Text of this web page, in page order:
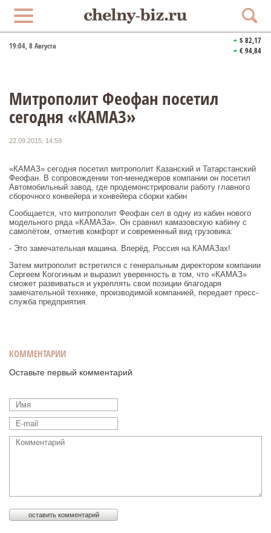
19:04, 8 Августа
$ 82,17
€ 94,84
Митрополит Феофан посетил
сегодня «КАМАЗ»
22.09.2015, 14:59
«КАМАЗ» сегодня посетил митрополит Казанский и Татарстанский
Феофан. В сопровождении топ-менеджеров компании он посетил
Автомобильный завод, где продемонстрировали работу главного
сборочного конвейера и конвейера сборки кабин
Сообщается, что митрополит Феофан сел в одну из кабин нового
модельного ряда «КАМАЗа». Он сравнил камазовскую кабину с
самолётом, отметив комфорт и современный вид грузовика:
- Это замечательная машина. Вперёд, Россия на КАМАЗах!
Затем митрополит встретился с генеральным директором компании
Сергеем Когогиным и выразил уверенность в том, что «КАМАЗ»
сможет развиваться и укреплять свои позиции благодаря
замечательной технике, производимой компанией, передает пресс-
служба предприятия.
КОММЕНТАРИИ
Оставьте первый комментарий